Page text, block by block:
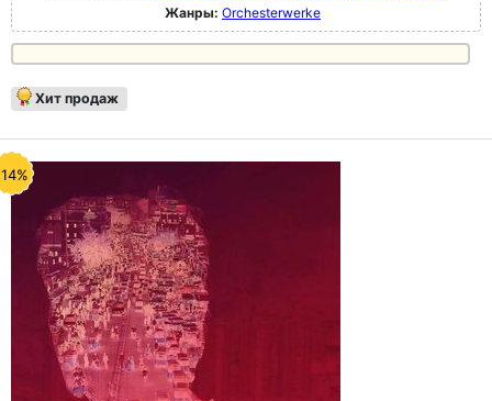
Жанры: Orchesterwerke
Хит продаж